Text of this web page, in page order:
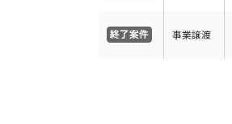
事業譲渡